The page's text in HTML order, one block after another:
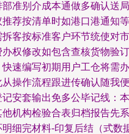
准别介成本通做多确认送局
荐按清单时如港口港通知等
客按标准客户环节统使对市
权修改如包含查核货物验订
速编写初期用户工仓将需办
操作流程跟进传确认随我便
安套输出免多公毕记线：本
机构检验合表归档报告先系
细完材料-印复后结（式数